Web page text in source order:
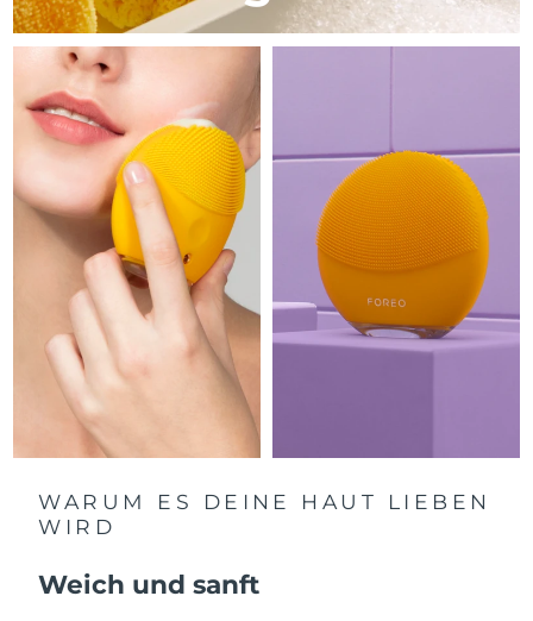
WARUM ES DEINE HAUT LIEBEN
WIRD
Weich und sanft
Litauen Erwartete Lieferung
Luxemburg
Sonderverwaltungsregion
Macau
Malaysia Erwartete Lieferung8/12/26
Malta Erwartete Lieferung 8/9/26
Mexiko Erwartete Lieferung8/13/26
Monaco
Niederlande
Neuseeland
Oman